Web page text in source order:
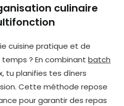
culinaire
cuisine pratique et de
? En combinantbatch
tu planifies tes dîners
Cette méthode repose
pour garantir des repas